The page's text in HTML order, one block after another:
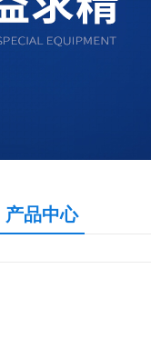
产品中心